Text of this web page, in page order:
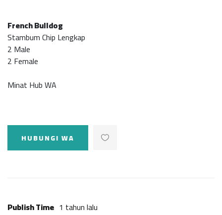
French Bulldog
Stambum Chip Lengkap
2 Male
2 Female
Minat Hub WA
HUBUNGI WA
Publish Time 1 tahun lalu